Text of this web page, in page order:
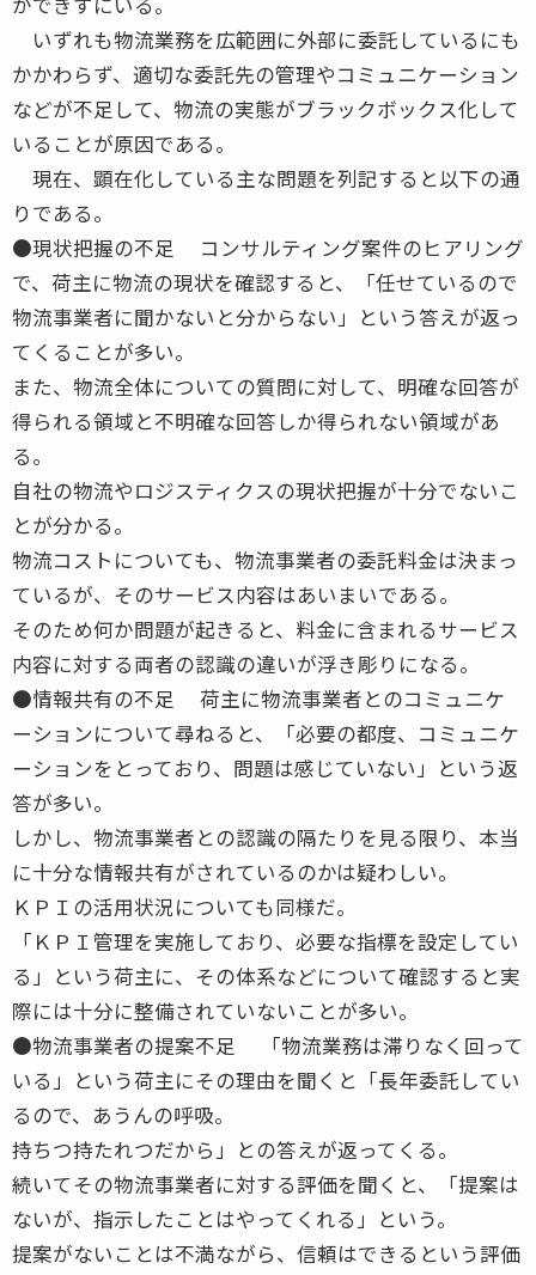
いずれも物流業務を広範囲に外部に委託しているにも
かかわらず、適切な委託先の管理やコミュニケーション
などが不足して、物流の実態がブラックボックス化して
いることが原因である。
現在、顕在化している主な問題を列記すると以下の通
りである。
●現状把握の不足 コンサルティング案件のヒアリング
で、荷主に物流の現状を確認すると、「任せているので
物流事業者に聞かないと分からない」という答えが返っ
てくることが多い。
また、物流全体についての質問に対して、明確な回答が
得られる領域と不明確な回答しか得られない領域があ
る。
自社の物流やロジスティクスの現状把握が十分でないこ
とが分かる。
物流コストについても、物流事業者の委託料金は決まっ
ているが、そのサービス内容はあいまいである。
そのため何か問題が起きると、料金に含まれるサービス
内容に対する両者の認識の違いが浮き彫りになる。
●情報共有の不足 荷主に物流事業者とのコミュニケ
ーションについて尋ねると、「必要の都度、コミュニケ
ーションをとっており、問題は感じていない」という返
答が多い。
しかし、物流事業者との認識の隔たりを見る限り、本当
に十分な情報共有がされているのかは疑わしい。
ＫＰＩの活用状況についても同様だ。
「ＫＰＩ管理を実施しており、必要な指標を設定してい
る」という荷主に、その体系などについて確認すると実
際には十分に整備されていないことが多い。
●物流事業者の提案不足 「物流業務は滞りなく回って
いる」という荷主にその理由を聞くと「長年委託してい
るので、あうんの呼吸。
持ちつ持たれつだから」との答えが返ってくる。
続いてその物流事業者に対する評価を聞くと、「提案は
ないが、指示したことはやってくれる」という。
提案がないことは不満ながら、信頼はできるという評価